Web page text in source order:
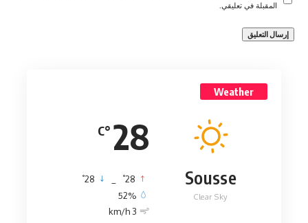
المقبلة في تعليقي.
Weather
28
°C
Sousse
Clear Sky
28
°
28
°
52%
3 km/h